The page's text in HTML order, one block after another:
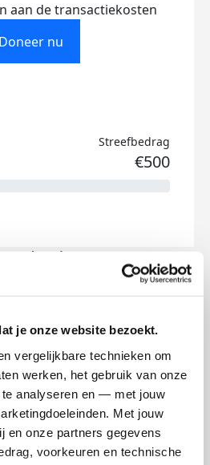
je onze website bezoekt.
vergelijkbare technieken om
werken, het gebruik van onze
analyseren en — met jouw
Met jouw
en onze partners gegevens
voorkeuren en technische
aan de transactiekosten
Doneer nu
Streefbedrag
€500
badges